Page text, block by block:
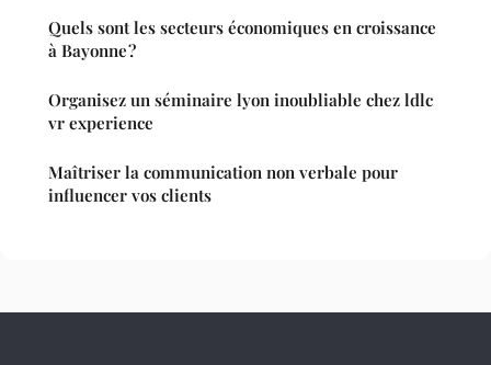
Quels sont les secteurs économiques en croissance
à Bayonne ?
Organisez un séminaire lyon inoubliable chez ldlc
vr experience
Maîtriser la communication non verbale pour
influencer vos clients